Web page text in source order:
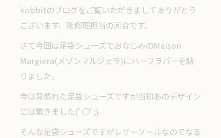
kobbitのブログをご覧いただきましてありがとう
ございます。靴修理担当の河合です。
さて今回は足袋シューズでおなじみのMaison
Margiera(メゾンマルジェラ)にハーフラバーを貼
りました。
今は見慣れた足袋シューズですが当初あのデザイン
には驚きました(ﾟ〇ﾟ;)
そんな足袋シューズですがレザーソールなのでなる